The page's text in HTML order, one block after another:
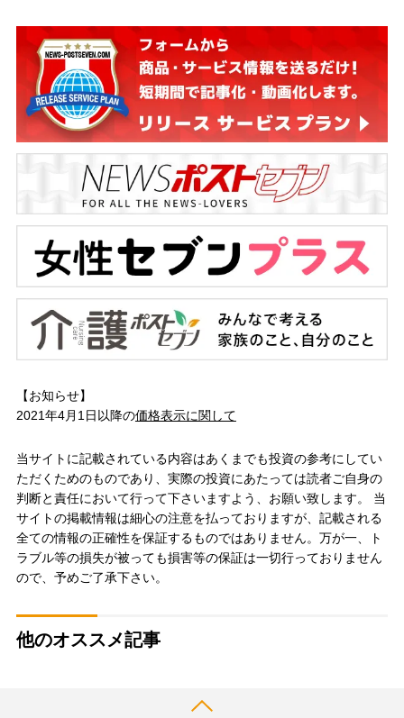
【お知らせ】
2021年4月1日以降の価格表示に関して
当サイトに記載されている内容はあくまでも投資の参考にしてい
ただくためのものであり、実際の投資にあたっては読者ご自身の
判断と責任において行って下さいますよう、お願い致します。 当
サイトの掲載情報は細心の注意を払っておりますが、記載される
全ての情報の正確性を保証するものではありません。万が一、ト
ラブル等の損失が被っても損害等の保証は一切行っておりません
ので、予めご了承下さい。
他のオススメ記事